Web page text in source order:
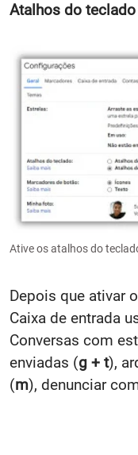
Atalhos do
Ative os atalhos do
Depois que ativar
Caixa de entrada
Conversas com
enviadas (g + t),
(m), denunciar